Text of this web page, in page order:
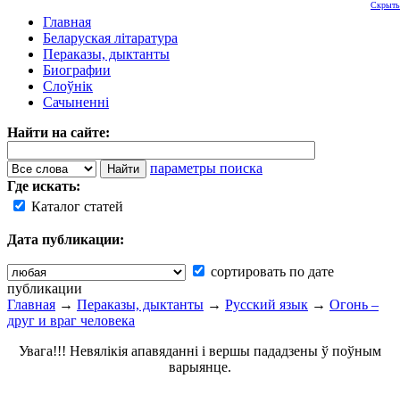
Главная
Беларуская літаратура
Пераказы, дыктанты
Биографии
Слоўнік
Сачыненні
Найти на сайте:
параметры поиска
Где искать:
Каталог статей
Дата публикации:
сортировать по дате
публикации
Скрыть
Главная → Пераказы, дыктанты → Русский язык → Огонь –
друг и враг человека
Увага!!! Невялікія апавяданні і вершы пададзены ў поўным
варыянце.